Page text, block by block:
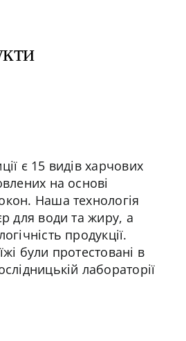
є 15 видів харчових
на основі
Наша технологія
для води та жиру, а
продукції.
були протестовані в
лабораторії